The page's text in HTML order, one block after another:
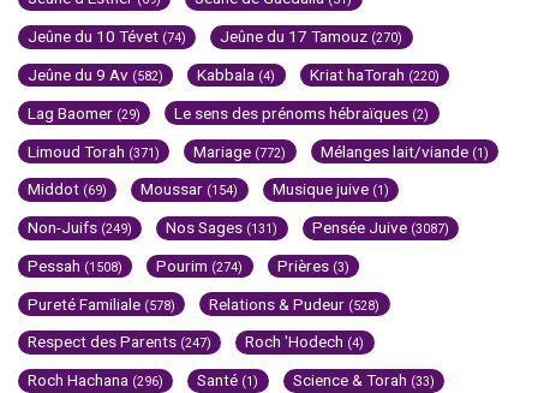
Jeûne du 10 Tévet (74) Jeûne du 17 Tamouz (270)
Jeûne du 9 Av (582) Kabbala (4) Kriat haTorah (220)
Lag Baomer (29) Le sens des prénoms hébraïques (2)
Limoud Torah (371) Mariage (772) Mélanges lait/viande (1)
Middot (69) Moussar (154) Musique juive (1)
Non-Juifs (249) Nos Sages (131) Pensée Juive (3087)
Pessah (1508) Pourim (274) Prières (3)
Pureté Familiale (578) Relations & Pudeur (528)
Respect des Parents (247) Roch 'Hodech (4)
Roch Hachana (296) Santé (1) Science & Torah (33)